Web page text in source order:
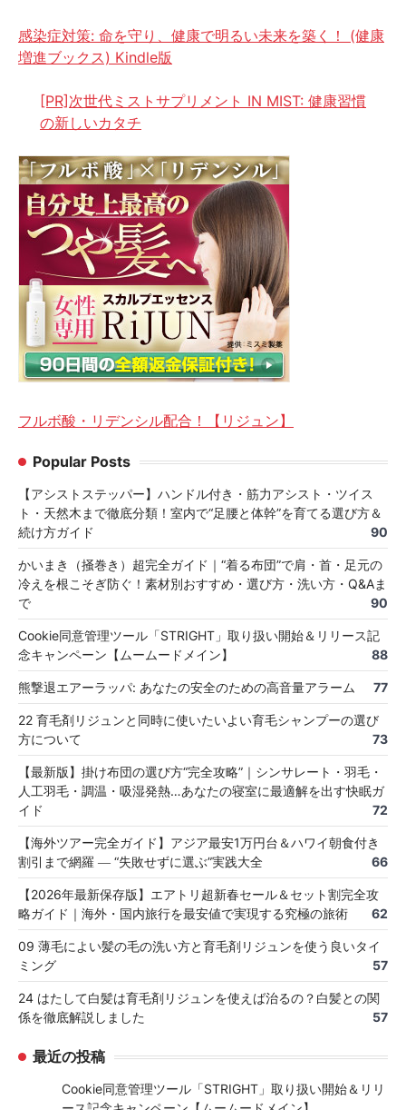
感染症対策: 命を守り、健康で明るい未来を築く！ (健康
増進ブックス) Kindle版
[PR]次世代ミストサプリメント IN MIST: 健康習慣
の新しいカタチ
フルボ酸・リデンシル配合！【リジュン】
Popular Posts
【アシストステッパー】ハンドル付き・筋力アシスト・ツイス
ト・天然木まで徹底分類！室内で“足腰と体幹”を育てる選び方＆
続け方ガイド
90
かいまき（掻巻き）超完全ガイド｜“着る布団”で肩・首・足元の
冷えを根こそぎ防ぐ！素材別おすすめ・選び方・洗い方・Q&Aま
で
90
Cookie同意管理ツール「STRIGHT」取り扱い開始＆リリース記
念キャンペーン【ムームードメイン】
88
熊撃退エアーラッパ: あなたの安全のための高音量アラーム 77
22 育毛剤リジュンと同時に使いたいよい育毛シャンプーの選び
方について
73
【最新版】掛け布団の選び方“完全攻略”｜シンサレート・羽毛・
人工羽毛・調温・吸湿発熱…あなたの寝室に最適解を出す快眠ガ
イド
72
【海外ツアー完全ガイド】アジア最安1万円台＆ハワイ朝食付き
割引まで網羅 ― “失敗せずに選ぶ”実践大全
66
【2026年最新保存版】エアトリ超新春セール＆セット割完全攻
略ガイド｜海外・国内旅行を最安値で実現する究極の旅術
62
09 薄毛によい髪の毛の洗い方と育毛剤リジュンを使う良いタイ
ミング
57
24 はたして白髪は育毛剤リジュンを使えば治るの？白髪との関
係を徹底解説しました
57
最近の投稿
Cookie同意管理ツール「STRIGHT」取り扱い開始＆リリ